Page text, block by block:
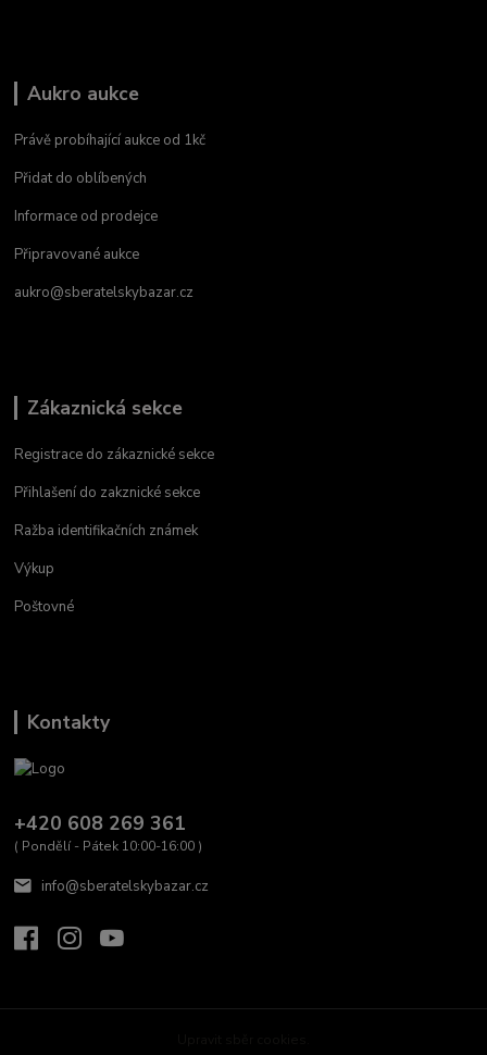
Aukro aukce
Právě probíhající aukce od 1kč
Přidat do oblíbených
Informace od prodejce
Připravované aukce
aukro@sberatelskybazar.cz
Zákaznická sekce
Registrace do zákaznické sekce
Přihlašení do zakznické sekce
Ražba identifikačních známek
Výkup
Poštovné
Kontakty
+420 608 269 361
( Pondělí - Pátek 10:00-16:00 )
info@sberatelskybazar.cz